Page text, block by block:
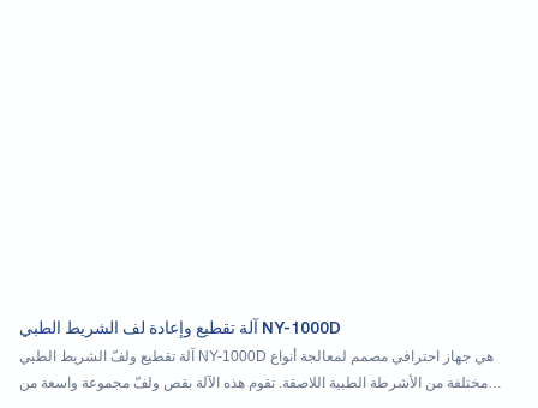
آلة تقطيع وإعادة لف الشريط الطبي NY-1000D
آلة تقطيع ولفّ الشريط الطبي NY-1000D هي جهاز احترافي مصمم لمعالجة أنواع
مختلفة من الأشرطة الطبية اللاصقة. تقوم هذه الآلة بقص ولفّ مجموعة واسعة من